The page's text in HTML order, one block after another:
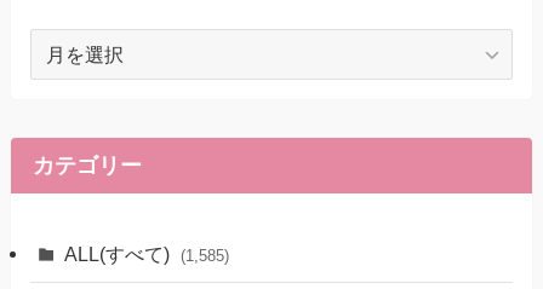
イ
ブ
カテゴリー
ALL(すべて) (1,585)